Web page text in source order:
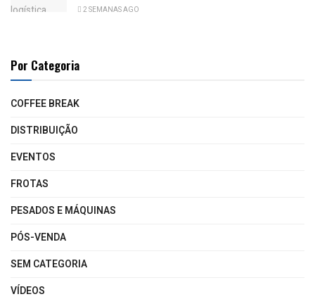
2 SEMANAS AGO
Por Categoria
COFFEE BREAK
DISTRIBUIÇÃO
EVENTOS
FROTAS
PESADOS E MÁQUINAS
PÓS-VENDA
SEM CATEGORIA
VÍDEOS